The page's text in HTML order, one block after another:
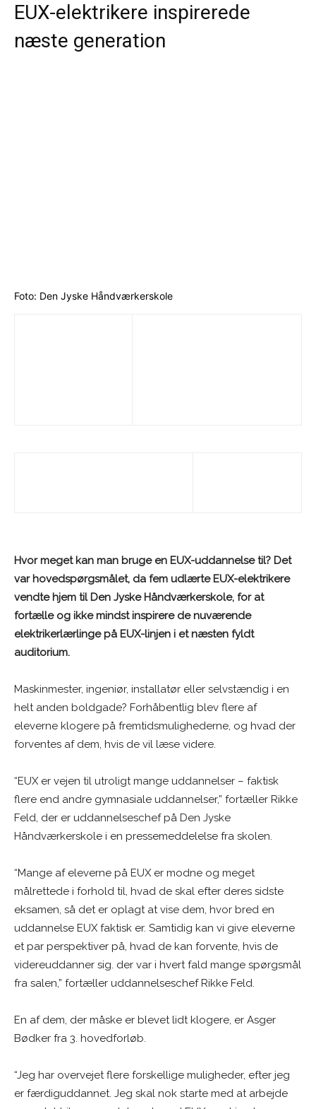
EUX-elektrikere inspirerede
næste generation
Foto: Den Jyske Håndværkerskole
Hvor meget kan man bruge en EUX-uddannelse til? Det
var hovedspørgsmålet, da fem udlærte EUX-elektrikere
vendte hjem til Den Jyske Håndværkerskole, for at
fortælle og ikke mindst inspirere de nuværende
elektrikerlærlinge på EUX-linjen i et næsten fyldt
auditorium.
Maskinmester, ingeniør, installatør eller selvstændig i en
helt anden boldgade? Forhåbentlig blev flere af
eleverne klogere på fremtidsmulighederne, og hvad der
forventes af dem, hvis de vil læse videre.
“EUX er vejen til utroligt mange uddannelser – faktisk
flere end andre gymnasiale uddannelser,” fortæller Rikke
Feld, der er uddannelseschef på Den Jyske
Håndværkerskole i en pressemeddelelse fra skolen.
“Mange af eleverne på EUX er modne og meget
målrettede i forhold til, hvad de skal efter deres sidste
eksamen, så det er oplagt at vise dem, hvor bred en
uddannelse EUX faktisk er. Samtidig kan vi give eleverne
et par perspektiver på, hvad de kan forvente, hvis de
videreuddanner sig. der var i hvert fald mange spørgsmål
fra salen,” fortæller uddannelseschef Rikke Feld.
En af dem, der måske er blevet lidt klogere, er Asger
Bødker fra 3. hovedforløb.
“Jeg har overvejet flere forskellige muligheder, efter jeg
er færdiguddannet. Jeg skal nok starte med at arbejde